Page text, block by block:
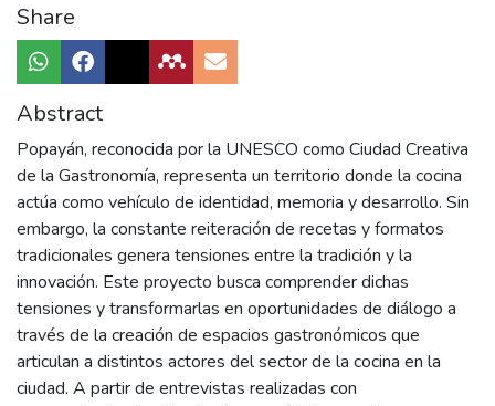
Share
Abstract
Popayán, reconocida por la UNESCO como Ciudad Creativa
de la Gastronomía, representa un territorio donde la cocina
actúa como vehículo de identidad, memoria y desarrollo. Sin
embargo, la constante reiteración de recetas y formatos
tradicionales genera tensiones entre la tradición y la
innovación. Este proyecto busca comprender dichas
tensiones y transformarlas en oportunidades de diálogo a
través de la creación de espacios gastronómicos que
articulan a distintos actores del sector de la cocina en la
ciudad. A partir de entrevistas realizadas con